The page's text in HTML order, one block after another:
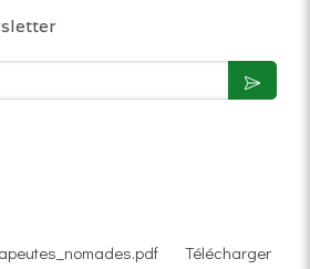
Télécharger